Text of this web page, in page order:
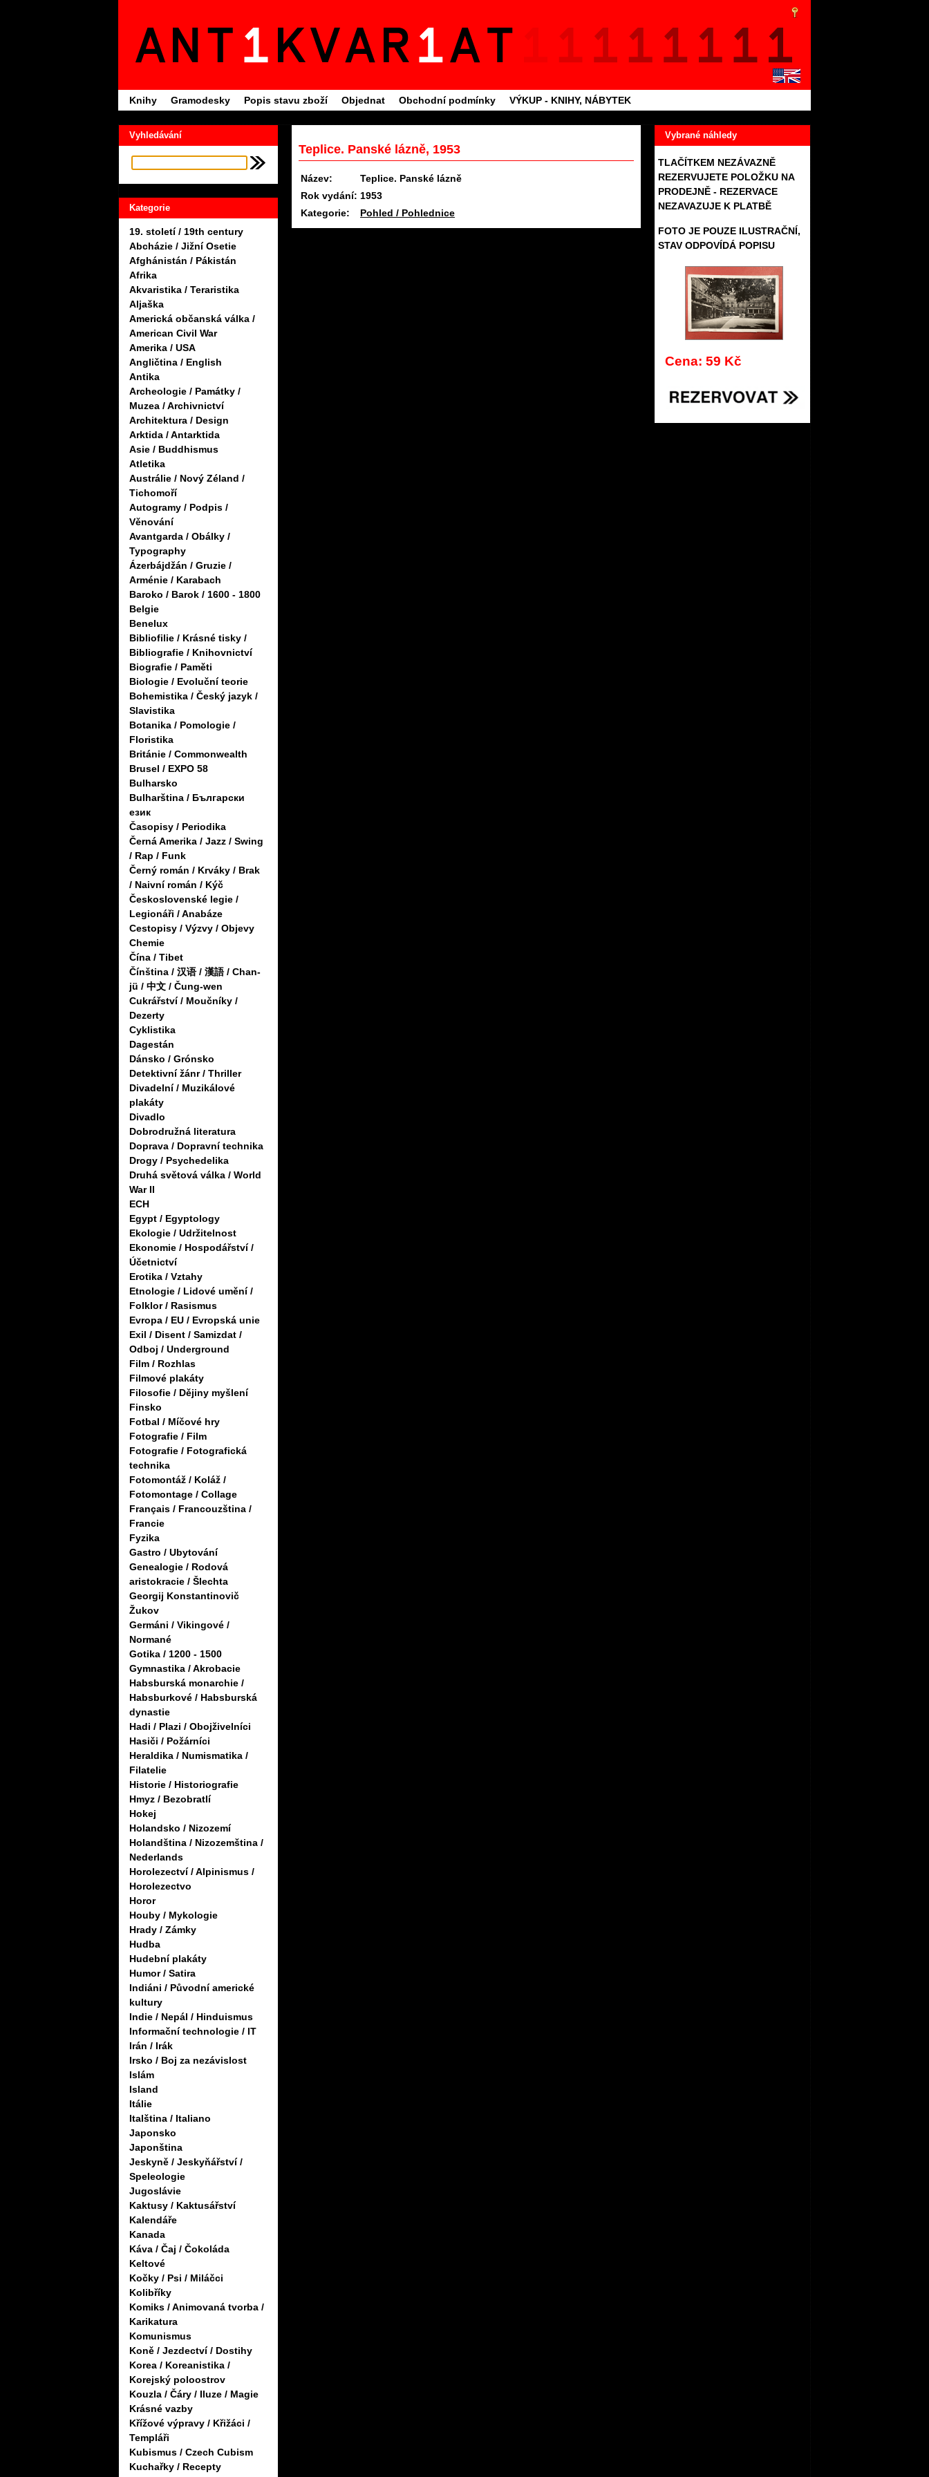
Knihy Gramodesky Popis stavu zboží Objednat Obchodní podmínky VÝKUP - KNIHY, NÁBYTEK
Vyhledávání
Kategorie
19. století / 19th century
Abcházie / Jižní Osetie
Afghánistán / Pákistán
Afrika
Akvaristika / Teraristika
Aljaška
Americká občanská válka /
American Civil War
Amerika / USA
Angličtina / English
Antika
Archeologie / Památky /
Muzea / Archivnictví
Architektura / Design
Arktida / Antarktida
Asie / Buddhismus
Atletika
Austrálie / Nový Zéland /
Tichomoří
Autogramy / Podpis /
Věnování
Avantgarda / Obálky /
Typography
Ázerbájdžán / Gruzie /
Arménie / Karabach
Baroko / Barok / 1600 - 1800
Belgie
Benelux
Bibliofilie / Krásné tisky /
Bibliografie / Knihovnictví
Biografie / Paměti
Biologie / Evoluční teorie
Bohemistika / Český jazyk /
Slavistika
Botanika / Pomologie /
Floristika
Británie / Commonwealth
Brusel / EXPO 58
Bulharsko
Bulharština / Български
език
Časopisy / Periodika
Černá Amerika / Jazz / Swing
/ Rap / Funk
Černý román / Krváky / Brak
/ Naivní román / Kýč
Československé legie /
Legionáři / Anabáze
Cestopisy / Výzvy / Objevy
Chemie
Čína / Tibet
Čínština / 汉语 / 漢語 / Chan-
jü / 中文 / Čung-wen
Cukrářství / Moučníky /
Dezerty
Cyklistika
Dagestán
Dánsko / Grónsko
Detektivní žánr / Thriller
Divadelní / Muzikálové
plakáty
Divadlo
Dobrodružná literatura
Doprava / Dopravní technika
Drogy / Psychedelika
Druhá světová válka / World
War II
ECH
Egypt / Egyptology
Ekologie / Udržitelnost
Ekonomie / Hospodářství /
Účetnictví
Erotika / Vztahy
Etnologie / Lidové umění /
Folklor / Rasismus
Evropa / EU / Evropská unie
Exil / Disent / Samizdat /
Odboj / Underground
Film / Rozhlas
Filmové plakáty
Filosofie / Dějiny myšlení
Finsko
Fotbal / Míčové hry
Fotografie / Film
Fotografie / Fotografická
technika
Fotomontáž / Koláž /
Fotomontage / Collage
Français / Francouzština /
Francie
Fyzika
Gastro / Ubytování
Genealogie / Rodová
aristokracie / Šlechta
Georgij Konstantinovič
Žukov
Germáni / Vikingové /
Normané
Gotika / 1200 - 1500
Gymnastika / Akrobacie
Habsburská monarchie /
Habsburkové / Habsburská
dynastie
Hadi / Plazi / Obojživelníci
Hasiči / Požárníci
Heraldika / Numismatika /
Filatelie
Historie / Historiografie
Hmyz / Bezobratlí
Hokej
Holandsko / Nizozemí
Holandština / Nizozemština /
Nederlands
Horolezectví / Alpinismus /
Horolezectvo
Horor
Houby / Mykologie
Hrady / Zámky
Hudba
Hudební plakáty
Humor / Satira
Indiáni / Původní americké
kultury
Indie / Nepál / Hinduismus
Informační technologie / IT
Irán / Irák
Irsko / Boj za nezávislost
Islám
Island
Itálie
Italština / Italiano
Japonsko
Japonština
Jeskyně / Jeskyňářství /
Speleologie
Jugoslávie
Kaktusy / Kaktusářství
Kalendáře
Kanada
Káva / Čaj / Čokoláda
Keltové
Kočky / Psi / Miláčci
Kolibříky
Komiks / Animovaná tvorba /
Karikatura
Komunismus
Koně / Jezdectví / Dostihy
Korea / Koreanistika /
Korejský poloostrov
Kouzla / Čáry / Iluze / Magie
Krásné vazby
Křížové výpravy / Křižáci /
Templáři
Kubismus / Czech Cubism
Kuchařky / Recepty
Vybrané náhledy
TLAČÍTKEM NEZÁVAZNĚ
REZERVUJETE POLOŽKU NA
PRODEJNĚ - REZERVACE
NEZAVAZUJE K PLATBĚ
FOTO JE POUZE ILUSTRAČNÍ,
STAV ODPOVÍDÁ POPISU
Cena: 59 Kč
Teplice. Panské lázně, 1953
Název:
Teplice. Panské lázně
Rok vydání: 1953
Kategorie:
Pohled / Pohlednice